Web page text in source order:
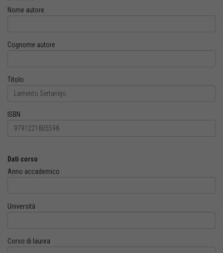
Nome autore
Cognome autore
Titolo
ISBN
Dati corso
Anno accademico
Università
Corso di laurea